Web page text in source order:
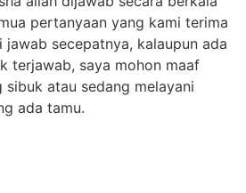
pertanyaan yang kami terima
jawab secepatnya, kalaupun ada
terjawab, saya mohon maaf
sibuk atau sedang melayani
ada tamu.